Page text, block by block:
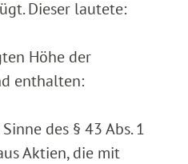
Dieser lautete:
Höhe der
enthalten:
des § 43 Abs. 1
Aktien, die mit